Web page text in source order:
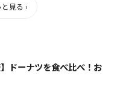
見る ›
ドーナツを食べ比べ！お